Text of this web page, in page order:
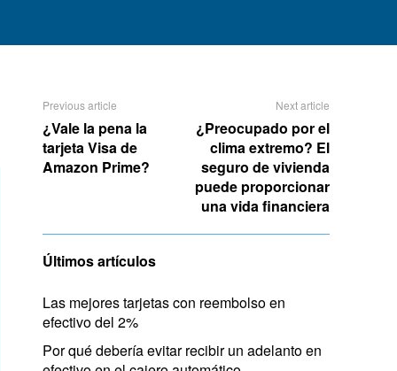
Previous article
¿Vale la pena la
tarjeta Visa de
Amazon Prime?
Next article
¿Preocupado por el
clima extremo? El
seguro de vivienda
puede proporcionar
una vida financiera
Últimos artículos
Las mejores tarjetas con reembolso en
efectivo del 2%
Por qué debería evitar recibir un adelanto en